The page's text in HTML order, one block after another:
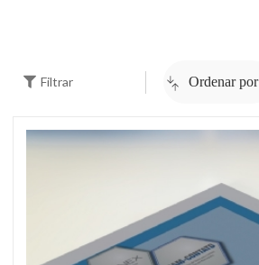
Filtrar Ordenar por